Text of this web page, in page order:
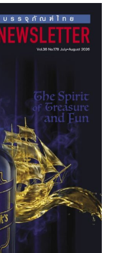
ไซ
เคิ
ลบรร
พลาสติก
ใช้
แล้ว
เป็น
โต๊ะ-
เก้าอี้
นักเรียน
ส่ง
มอบ
ให้